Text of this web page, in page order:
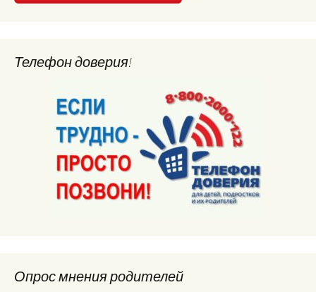
Телефон доверия!
Опрос мнения родителей